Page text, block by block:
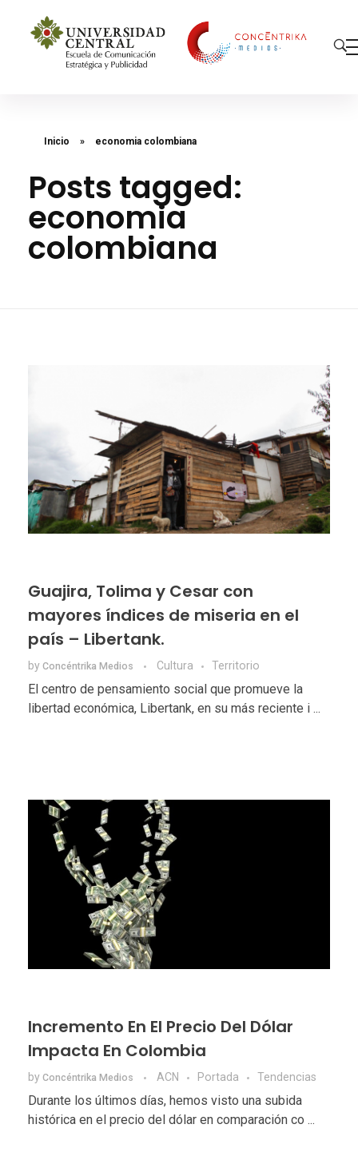
Inicio » economia colombiana
Posts tagged:
economia
colombiana
Guajira, Tolima y Cesar con
mayores índices de miseria en el
país – Libertank.
by Concéntrika Medios Cultura Territorio
El centro de pensamiento social que promueve la
libertad económica, Libertank, en su más reciente i ...
Incremento En El Precio Del Dólar
Impacta En Colombia
by Concéntrika Medios ACN Portada Tendencias
Durante los últimos días, hemos visto una subida
histórica en el precio del dólar en comparación co ...